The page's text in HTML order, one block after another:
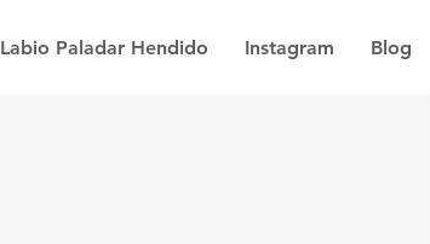
Labio Paladar Hendido Instagram Blog